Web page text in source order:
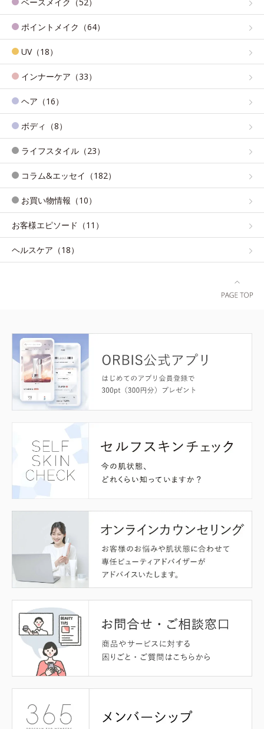
ポイントメイク（64）
UV（18）
インナーケア（33）
ヘア（16）
ボディ（8）
ライフスタイル（23）
コラム&エッセイ（182）
お買い物情報（10）
お客様エピソード（11）
ヘルスケア（18）